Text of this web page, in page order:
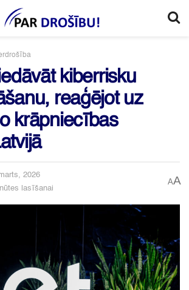
kiberrisku
reaģējot uz
krāpniecības
2026
lasīšanai
AA